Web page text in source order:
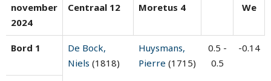
november
2024
Centraal 12
Moretus 4
We
Bord 1
De Bock,
Niels (1818)
Huysmans,
Pierre (1715)
0.5 -
0.5
-0.14